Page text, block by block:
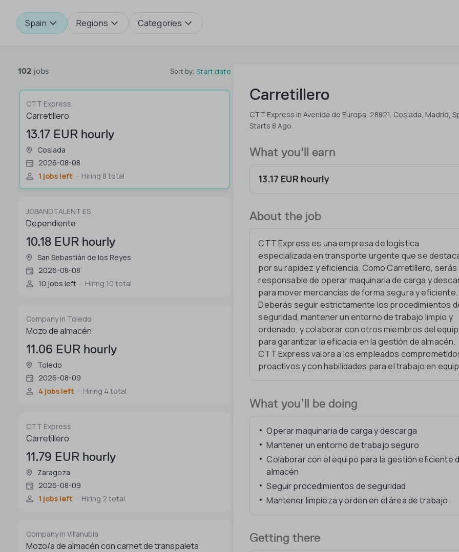
Spain Regions Categories
102 jobs Sort by: Start date
CTT Express
Carretillero
13.17 EUR hourly
Coslada
2026-08-08
1 jobs left
Hiring 8 total
JOBANDTALENT ES
Dependiente
10.18 EUR hourly
San Sebastián de los Reyes
2026-08-08
10 jobs left
Hiring 10 total
Company in Toledo
Mozo de almacén
11.06 EUR hourly
Toledo
2026-08-09
4 jobs left
Hiring 4 total
CTT Express
Carretillero
11.79 EUR hourly
Zaragoza
2026-08-09
1 jobs left
Hiring 2 total
Company in Villanubla
Mozo/a de almacén con carnet de transpaleta
Carretillero
CTT Express in Avenida de Europa, 28821, Coslada, Madrid,
Starts 8 Ago.
What you'll earn
13.17 EUR hourly
About the job
CTT Express es una empresa de logística
especializada en transporte urgente que se
por su rapidez y eficiencia. Como Carretillero, serás
responsable de operar maquinaria de carga y
para mover mercancías de forma segura y eficiente.
Deberás seguir estrictamente los procedimientos
seguridad, mantener un entorno de trabajo limpio y
ordenado, y colaborar con otros miembros del
para garantizar la eficacia en la gestión de almacén.
CTT Express valora a los empleados
proactivos y con habilidades para el trabajo en
What you’ll be doing
Operar maquinaria de carga y descarga
Mantener un entorno de trabajo seguro
Colaborar con el equipo para la gestión eficiente
almacén
Seguir procedimientos de seguridad
Mantener limpieza y orden en el área de trabajo
Getting there